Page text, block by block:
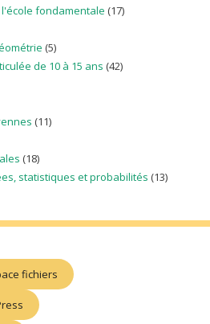
fondamentale (17)
(5)
de 10 à 15 ans (42)
(11)
(18)
statistiques et probabilités (13)
fichiers